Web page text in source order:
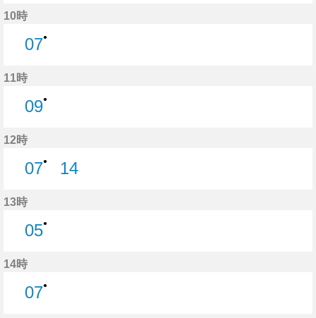
10時
07●
11時
09●
12時
07●
14
13時
05●
14時
07●